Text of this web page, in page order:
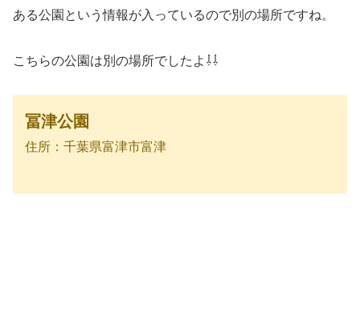
ある公園という情報が入っているので別の場所ですね。
こちらの公園は別の場所でしたよ⇩⇩
冨津公園
住所：千葉県富津市富津